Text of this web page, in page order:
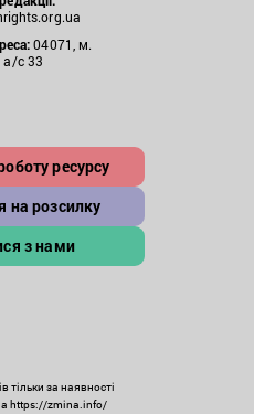
04071, м.
а/с 33
ресурсу
на розсилку
з нами
тільки за наявності
https://zmina.info/